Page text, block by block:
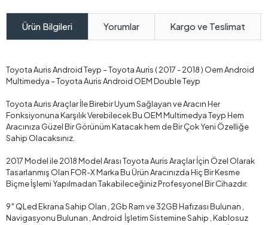
Ürün Bilgileri Yorumlar Kargo ve Teslimat
Toyota Auris Android Teyp – Toyota Auris ( 2017 - 2018 ) Oem Android
Multimedya – Toyota Auris Android OEM Double Teyp
Toyota Auris Araçlar İle Birebir Uyum Sağlayan ve Aracın Her
Fonksiyonuna Karşılık Verebilecek Bu OEM Multimedya Teyp Hem
Aracınıza Güzel Bir Görünüm Katacak hem de Bir Çok Yeni Özelliğe
Sahip Olacaksınız.
2017 Model ile 2018 Model Arası Toyota Auris Araçlar İçin Özel Olarak
Tasarlanmış Olan FOR-X Marka Bu Ürün Aracınızda Hiç Bir Kesme
Biçme İşlemi Yapılmadan Takabileceğiniz Profesyonel Bir Cihazdır.
9″ QLed Ekrana Sahip Olan , 2Gb Ram ve 32GB Hafızası Bulunan ,
Navigasyonu Bulunan , Android İşletim Sistemine Sahip , Kablosuz